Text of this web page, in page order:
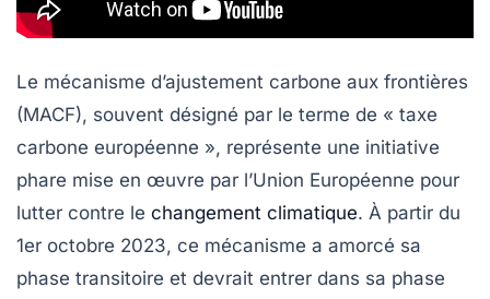
Le mécanisme d’ajustement carbone aux frontières
(MACF), souvent désigné par le terme de « taxe
carbone européenne », représente une initiative
phare mise en œuvre par l’Union Européenne pour
lutter contre le changement climatique. À partir du
1er octobre 2023, ce mécanisme a amorcé sa
phase transitoire et devrait entrer dans sa phase